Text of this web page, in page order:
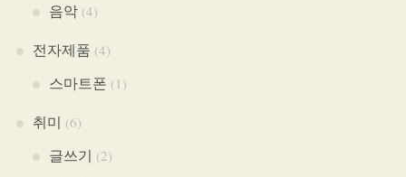
음악(4)
전자제품 (4)
스마트폰 (1)
취미 (6)
글쓰기 (2)